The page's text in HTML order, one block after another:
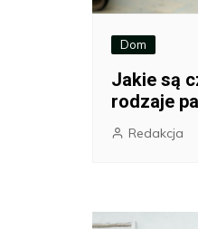
Dom
Jakie są
rodzaje
Redakcja